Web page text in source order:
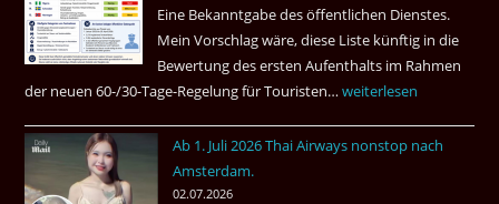
Eine Bekanntgabe des öffentlichen Dienstes.
Mein Vorschlag wäre, diese Liste künftig in die
Bewertung des ersten Aufenthalts im Rahmen
der neuen 60-/30-Tage-Regelung für Touristen…Tourismus:
Einreiseland
weiterlesen
Ab 1. Juli 2026 Thai Airways nonstop nach
Amsterdam.
02.07.2026